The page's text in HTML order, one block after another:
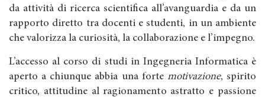
da attività di ricerca scientifica all’avanguardia e da un
rapporto diretto tra docenti e studenti, in un ambiente
che valorizza la curiosità, la collaborazione e l’impegno.
L’accesso al corso di studi in Ingegneria Informatica è
aperto a chiunque abbia una forte motivazione, spirito
critico, attitudine al ragionamento astratto e passione